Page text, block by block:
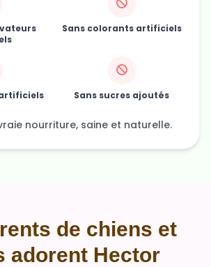
Sans colorants artificiels
Sans sucres ajoutés
nourriture, saine et naturelle.
de chiens et
adorent Hector